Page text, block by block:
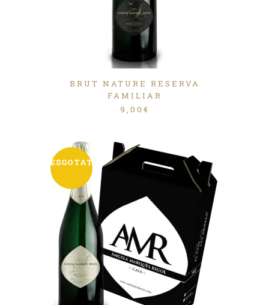
BRUT NATURE RESERVA
FAMILIAR
9,00 €
ESGOTAT